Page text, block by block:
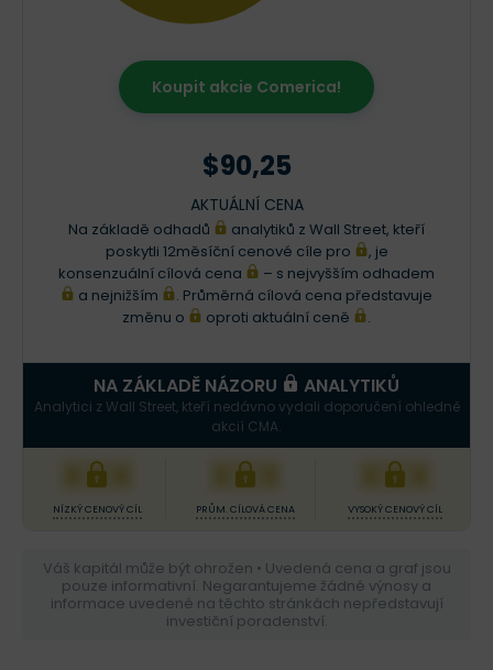
Koupit akcie Comerica!
$90,25
AKTUÁLNÍ CENA
Na základě odhadů
analytiků z Wall Street, kteří
poskytli 12měsíční cenové cíle pro
, je
konsenzuální cílová cena
– s nejvyšším odhadem
a nejnižším
. Průměrná cílová cena představuje
změnu o
oproti aktuální ceně .
NA ZÁKLADĚ NÁZORU ANALYTIKŮ
Analytici z Wall Street, kteří nedávno vydali doporučení ohledně
akcií CMA.
XXX
NÍZKÝ CENOVÝ CÍL
XXX
PRŮM. CÍLOVÁ CENA
XXX
VYSOKÝ CENOVÝ CÍL
Váš kapitál může být ohrožen • Uvedená cena a graf jsou
pouze informativní. Negarantujeme žádné výnosy a
informace uvedené na těchto stránkách nepředstavují
investiční poradenství.